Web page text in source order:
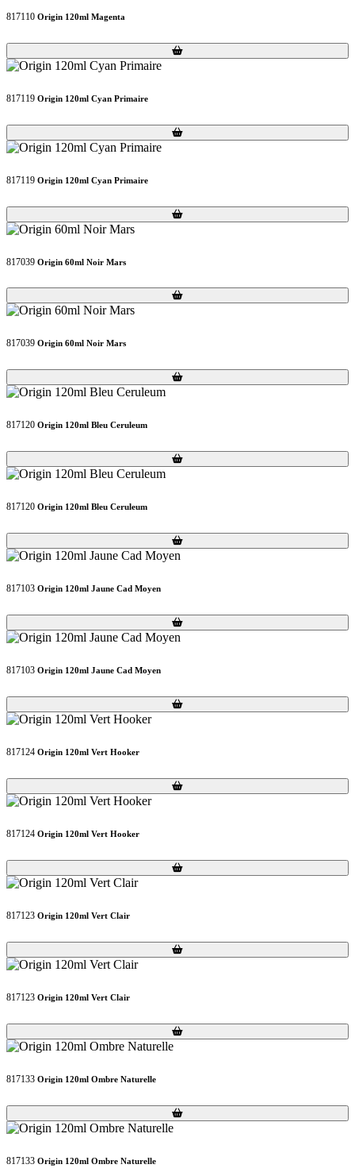
817110 Origin 120ml Magenta
Loading...
Loading...
817119 Origin 120ml Cyan Primaire
Loading...
Loading...
817119 Origin 120ml Cyan Primaire
Loading...
Loading...
817039 Origin 60ml Noir Mars
Loading...
Loading...
817039 Origin 60ml Noir Mars
Loading...
Loading...
817120 Origin 120ml Bleu Ceruleum
Loading...
Loading...
817120 Origin 120ml Bleu Ceruleum
Loading...
Loading...
817103 Origin 120ml Jaune Cad Moyen
Loading...
Loading...
817103 Origin 120ml Jaune Cad Moyen
Loading...
Loading...
817124 Origin 120ml Vert Hooker
Loading...
Loading...
817124 Origin 120ml Vert Hooker
Loading...
Loading...
817123 Origin 120ml Vert Clair
Loading...
Loading...
817123 Origin 120ml Vert Clair
Loading...
Loading...
817133 Origin 120ml Ombre Naturelle
Loading...
Loading...
817133 Origin 120ml Ombre Naturelle